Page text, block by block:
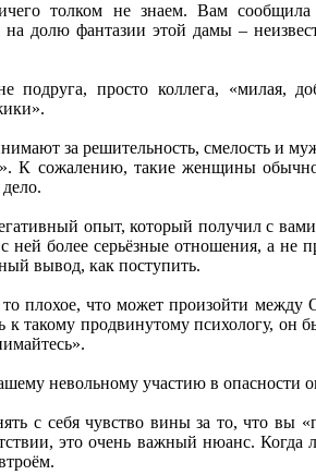
толком не знаем. Вам сообщила
долю фантазии этой дамы –
просто коллега, «милая,
за решительность, смелость и
сожалению, такие женщины обычно
опыт, который получил с
более серьёзные отношения, а не
вывод, как поступить.
плохое, что может произойти
такому продвинутому психологу, он
невольному участию в опасности
с себя чувство вины за то, что вы
это очень важный нюанс. Когда